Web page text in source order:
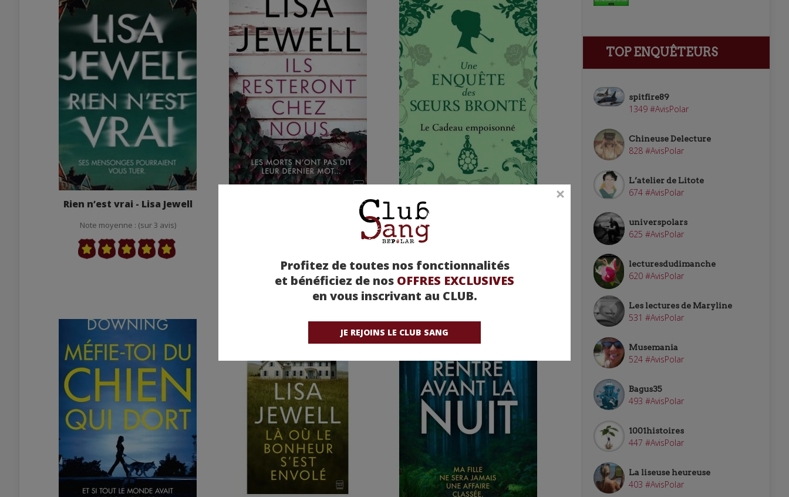
Profitez de toutes nos fonctionnalités
et bénéficiez de nos OFFRES EXCLUSIVES
en vous inscrivant au CLUB.
JE REJOINS LE CLUB SANG
Rien n’est vrai - Lisa Jewell
Note moyenne : (sur 3 avis)
Ils resteront chez nous - Lisa Une enquête des sœurs
Brontë (Tome 4) : Le cadeau
empoisonné - Bella Ellis
Note moyenne : (sur 1 avis)
TOP ENQUÊTEURS
spitfire89
1349 #AvisPolar
Chineuse Delecture
828 #AvisPolar
L’atelier de Litote
674 #AvisPolar
universpolars
625 #AvisPolar
lecturesdudimanche
620 #AvisPolar
Les lectures de Maryline
531 #AvisPolar
Musemania
524 #AvisPolar
Bagus35
493 #AvisPolar
1001histoires
447 #AvisPolar
La liseuse heureuse
403 #AvisPolar